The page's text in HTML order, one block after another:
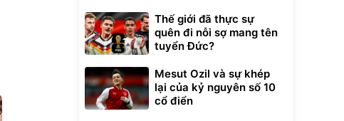
Thế giới đã thực sự
quên đi nỗi sợ mang tên
tuyển Đức?
Mesut Ozil và sự khép
lại của kỷ nguyên số 10
cổ điển